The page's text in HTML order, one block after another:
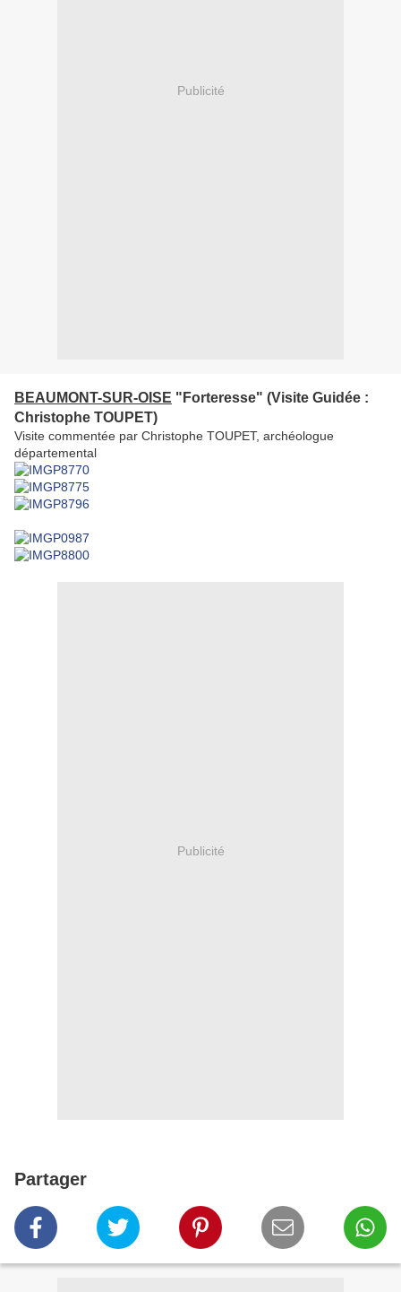
Publicité
BEAUMONT-SUR-OISE "Forteresse" (Visite Guidée :
Christophe TOUPET)
Visite commentée par Christophe TOUPET, archéologue
départemental
Publicité
Partager